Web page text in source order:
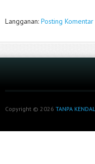
Langganan: Posting
Copyright © 2026 TANPA